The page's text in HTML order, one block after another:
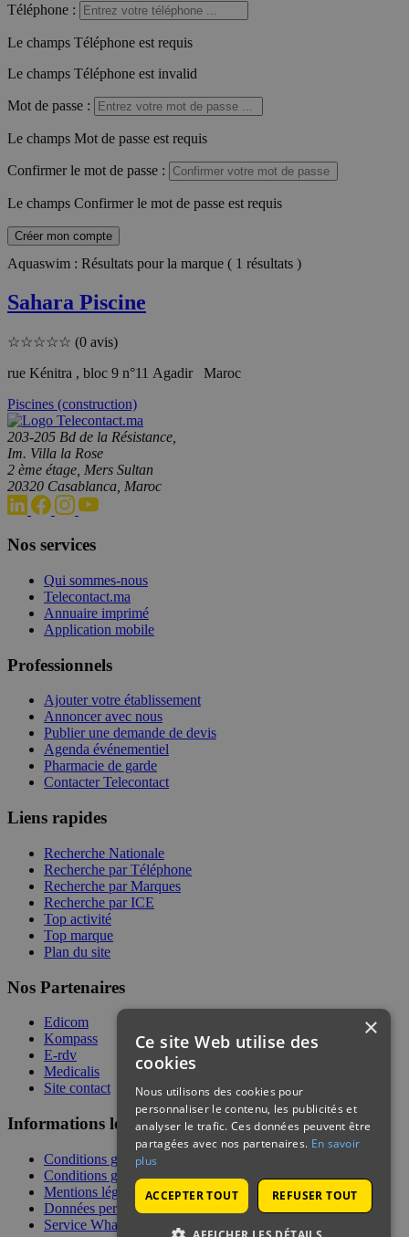
Téléphone :
Le champs Téléphone est requis
Le champs Téléphone est invalid
Mot de passe :
Le champs Mot de passe est requis
Confirmer le mot de passe :
Le champs Confirmer le mot de passe est requis
Créer mon compte
Aquaswim : Résultats pour la marque ( 1 résultats )
Sahara Piscine
☆☆☆☆☆ (0 avis)
rue Kénitra , bloc 9 n°11 Agadir Maroc
Piscines (construction)
203-205 Bd de la Résistance,
Im. Villa la Rose
2 ème étage, Mers Sultan
20320 Casablanca, Maroc
Nos services
Qui sommes-nous
Telecontact.ma
Annuaire imprimé
Application mobile
Professionnels
Ajouter votre établissement
Annoncer avec nous
Publier une demande de devis
Agenda événementiel
Pharmacie de garde
Contacter Telecontact
Liens rapides
Recherche Nationale
Recherche par Téléphone
Recherche par Marques
Recherche par ICE
Top activité
Top marque
Plan du site
Nos Partenaires
Edicom
Kompass
E-rdv
Medicalis
Site contact
Informations légales
Conditions générales de services
Conditions générales de vente
Mentions légales
Données personnelles
Service WhatsApp
×
Ce site Web utilise des
cookies
Nous utilisons des cookies pour
personnaliser le contenu, les publicités et
analyser le trafic. Ces données peuvent être
partagées avec nos partenaires. En savoir
plus
ACCEPTER TOUT REFUSER TOUT